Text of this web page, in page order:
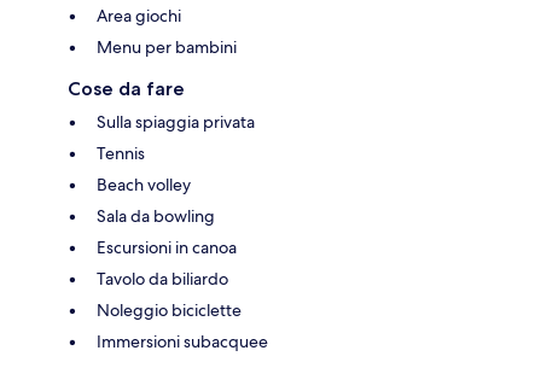
Area giochi
Menu per bambini
Cose da fare
Sulla spiaggia privata
Tennis
Beach volley
Sala da bowling
Escursioni in canoa
Tavolo da biliardo
Noleggio biciclette
Immersioni subacquee